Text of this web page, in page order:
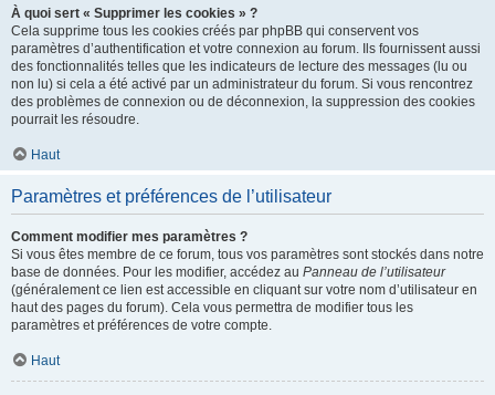
À quoi sert « Supprimer les cookies » ?
Cela supprime tous les cookies créés par phpBB qui conservent vos
paramètres d’authentification et votre connexion au forum. Ils fournissent aussi
des fonctionnalités telles que les indicateurs de lecture des messages (lu ou
non lu) si cela a été activé par un administrateur du forum. Si vous rencontrez
des problèmes de connexion ou de déconnexion, la suppression des cookies
pourrait les résoudre.
Haut
Paramètres et préférences de l’utilisateur
Comment modifier mes paramètres ?
Si vous êtes membre de ce forum, tous vos paramètres sont stockés dans notre
base de données. Pour les modifier, accédez au Panneau de l’utilisateur
(généralement ce lien est accessible en cliquant sur votre nom d’utilisateur en
haut des pages du forum). Cela vous permettra de modifier tous les
paramètres et préférences de votre compte.
Haut